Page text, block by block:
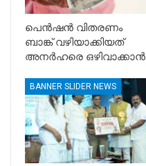
പെൻഷൻ വിതരണം
ബാങ്ക് വഴിയാക്കിയത്
അനർഹരെ ഒഴിവാക്കാൻ
BANNER SLIDER NEWS